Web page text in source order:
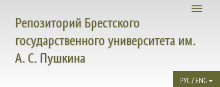
Toggle
Репозиторий Брестского
государственного университета им.
А. С. Пушкина
РУС / ENG